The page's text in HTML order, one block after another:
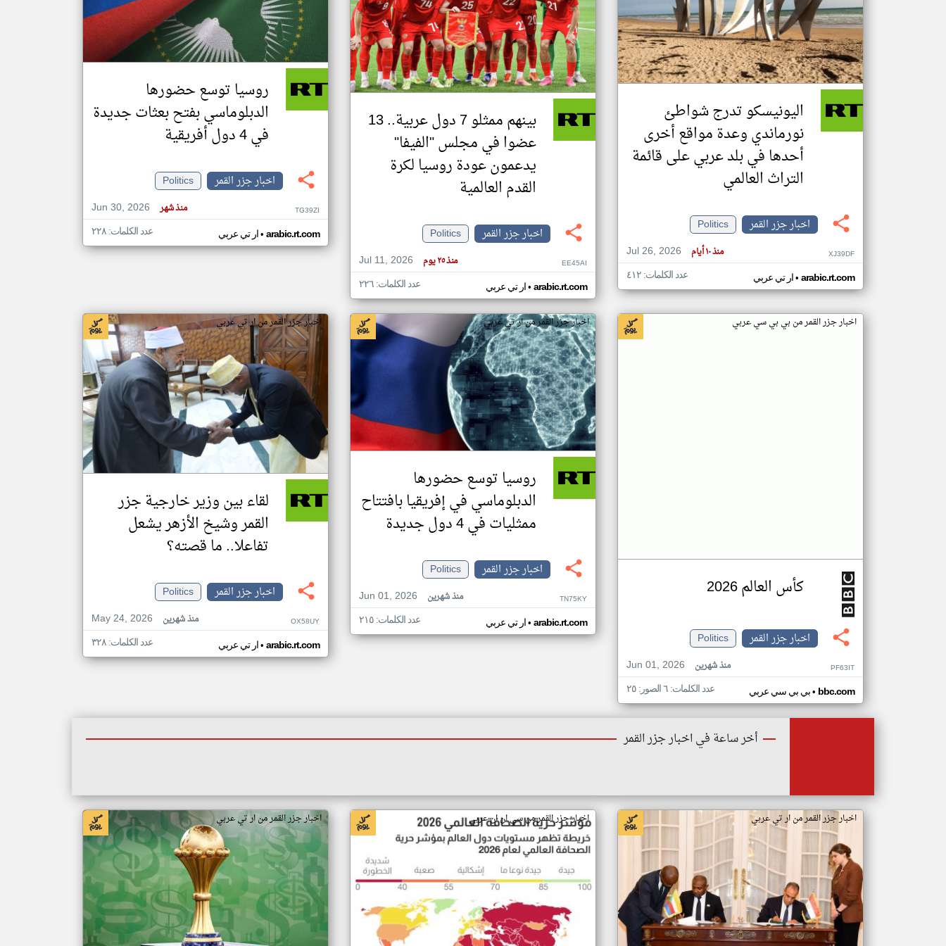
تغيير الدولة
اخبار جزر القمر على مدار الساعة
أهم اخبار جزر القمر العاجلة والمباشرة
اليونيسكو تدرج شواطئ
نورماندي وعدة مواقع أخرى
أحدها في بلد عربي على قائمة
التراث العالمي
اخبار جزر القمر
Politics
Jul 26, 2026
منذ ١٠ أيام XJ39DF
ار تي عربي• arabic.rt.com عدد الكلمات: ٤١٢
بينهم ممثلو 7 دول عربية.. 13
عضوا في مجلس "الفيفا"
يدعمون عودة روسيا لكرة
القدم العالمية
اخبار جزر القمر
Politics
Jul 11, 2026
منذ ٢٥ يوم EE45AI
ار تي عربي• arabic.rt.com عدد الكلمات: ٢٢٦
روسيا توسع حضورها
الدبلوماسي بفتح بعثات جديدة
في 4 دول أفريقية
اخبار جزر القمر
Politics
Jun 30, 2026
منذ شهر TG39ZI
ار تي عربي• arabic.rt.com عدد الكلمات: ٢٢٨
اخبار جزر القمر من بي بي سي عربي
كأس العالم 2026
اخبار جزر القمر
Politics
Jun 01, 2026
منذ شهرين PF63IT
بي بي سي عربي• bbc.com عدد الكلمات: ٦ الصور: ٢٥
اخبار جزر القمر من ار تي عربي
روسيا توسع حضورها
الدبلوماسي في إفريقيا بافتتاح
ممثليات في 4 دول جديدة
اخبار جزر القمر
Politics
Jun 01, 2026
منذ شهرين TN75KY
ار تي عربي• arabic.rt.com عدد الكلمات: ٢١٥
اخبار جزر القمر من ار تي عربي
لقاء بين وزير خارجية جزر
القمر وشيخ الأزهر يشعل
تفاعلا.. ما قصته؟
اخبار جزر القمر
Politics
May 24, 2026
منذ شهرين OX58UY
ار تي عربي• arabic.rt.com عدد الكلمات: ٣٢٨
أخر ساعة في اخبار جزر القمر
اخبار جزر القمر من ار تي عربي اخبار جزر القمر من سي ان ان عربي اخبار جزر القمر من ار تي عربي
klyoum.com